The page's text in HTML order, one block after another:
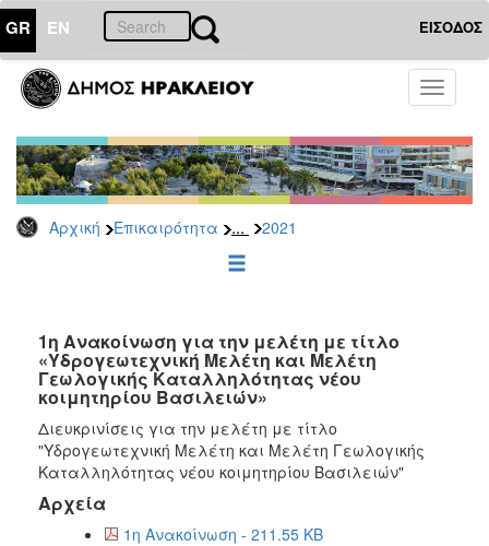
GR EN ΕΙΣΟΔΟΣ
Toggle
Αρχική Επικαιρότητα ... 2021
ΕΠΙΚΑΙΡΟΤΗΤΑ
-
Δημοπρασίες
Αρχείο
2026
2022
2021
2020
2019
2018
2017
1η Ανακοίνωση για την μελέτη με τίτλο
«Υδρογεωτεχνική Μελέτη και Μελέτη
Γεωλογικής Καταλληλότητας νέου
κοιμητηρίου Βασιλειών»
Διευκρινίσεις για την μελέτη με τίτλο
"Υδρογεωτεχνική Μελέτη και Μελέτη Γεωλογικής
Καταλληλότητας νέου κοιμητηρίου Βασιλειών"
Αρχεία
1η Ανακοίνωση - 211.55 KB